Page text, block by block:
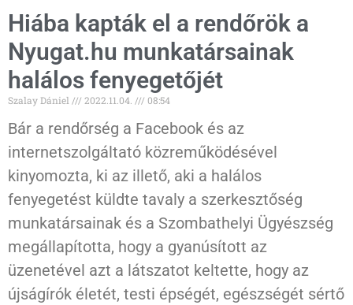
Hiába kapták el a rendőrök a
Nyugat.hu munkatársainak
halálos fenyegetőjét
Szalay Dániel 2022.11.04. 08:54
Bár a rendőrség a Facebook és az
internetszolgáltató közreműködésével
kinyomozta, ki az illető, aki a halálos
fenyegetést küldte tavaly a szerkesztőség
munkatársainak és a Szombathelyi Ügyészség
megállapította, hogy a gyanúsított az
üzenetével azt a látszatot keltette, hogy az
újságírók életét, testi épségét, egészségét sértő